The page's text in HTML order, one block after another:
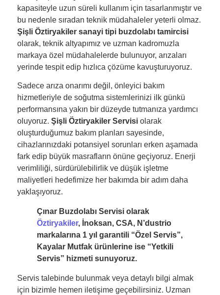
kapasiteyle uzun süreli kullanım için tasarlanmıştır ve
bu nedenle sıradan teknik müdahaleler yeterli olmaz.
Şişli Öztiryakiler sanayi tipi buzdolabı tamircisi
olarak, teknik altyapımız ve uzman kadromuzla
markaya özel müdahalelerde bulunuyor, arızaları
yerinde tespit edip hızlıca çözüme kavuşturuyoruz.
Sadece arıza onarımı değil, önleyici bakım
hizmetleriyle de soğutma sistemlerinizi ilk günkü
performansına yakın bir düzeyde tutmanıza yardımcı
oluyoruz. Şişli Öztiryakiler Servisi olarak
oluşturduğumuz bakım planları sayesinde,
cihazlarınızdaki potansiyel sorunları erken aşamada
fark edip büyük masrafların önüne geçiyoruz. Enerji
verimliliği, sürdürülebilirlik ve düşük işletme
maliyetleri hedefimize her bakımda bir adım daha
yaklaşıyoruz.
Çınar Buzdolabı Servisi olarak
Öztiryakiler, İnoksan, CSA, N’dustrio
markalarına 1 yıl garantili “Özel Servis”,
Kayalar Mutfak ürünlerine ise “Yetkili
Servis” hizmeti sunuyoruz.
Servis talebinde bulunmak veya detaylı bilgi almak
için bizimle hemen iletişime geçebilirsiniz. Uzman